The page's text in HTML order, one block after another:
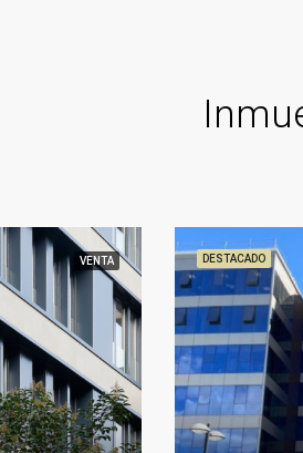
VENTA DESTACADO